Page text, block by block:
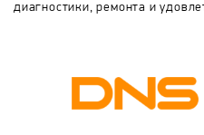
Zanussi
диагностики, ремонта и